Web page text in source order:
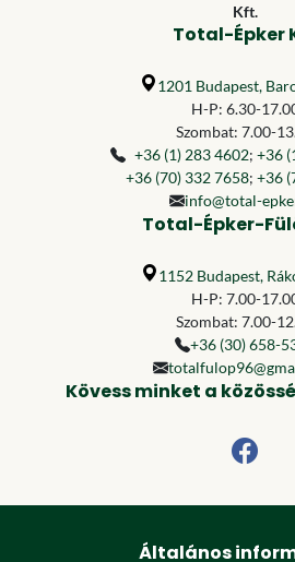
Kft.
Total-Épker
1201 Budapest,
H-P: 6.30-
Szombat: 7.00-
+36 (1) 283 4602; +36
+36 (70) 332 7658; +36
info@total-
Total-Épker-
1152 Budapest,
H-P: 7.00-
Szombat: 7.00-
+36 (30) 658-
Kövess minket a
Általános